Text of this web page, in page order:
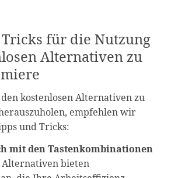
für die Nutzung
Alternativen zu
den kostenlosen Alternativen zu
empfehlen wir
und Tricks:
mit den Tastenkombinationen
Alternativen bieten